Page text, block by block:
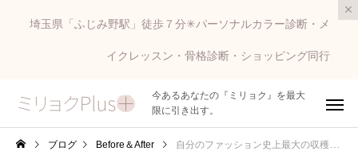
埼玉県「ふじみ野駅」徒歩７分✳︎パーソナルカラー診断・メ
イクレッスン・骨格診断・ショッピング同行
今あるあなたの『ミリョク』を最大
限に引き出す。
ブログ Before＆After 自分のファッション史上最大の収穫✨total beautyコースで大変身✨ @埼玉・ふじみ野